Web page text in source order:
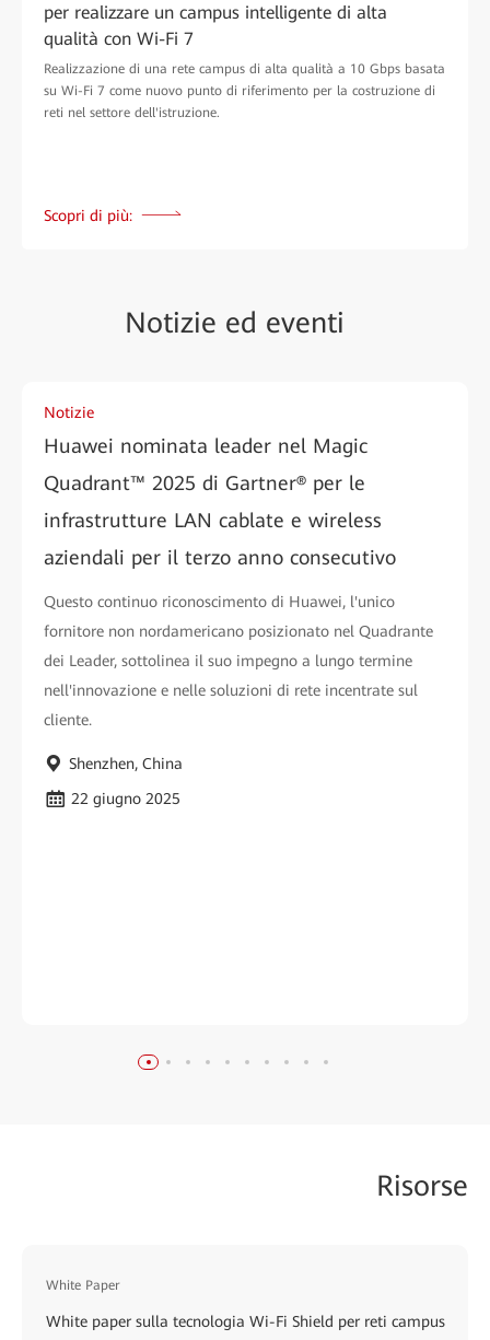
per realizzare un campus intelligente di alta
qualità con Wi-Fi 7
Realizzazione di una rete campus di alta qualità a 10 Gbps basata
su Wi-Fi 7 come nuovo punto di riferimento per la costruzione di
reti nel settore dell'istruzione.
Scopri di più:
Notizie ed eventi
Notizie
Huawei nominata leader nel Magic
Quadrant™ 2025 di Gartner® per le
infrastrutture LAN cablate e wireless
aziendali per il terzo anno consecutivo
Questo continuo riconoscimento di Huawei, l'unico
fornitore non nordamericano posizionato nel Quadrante
dei Leader, sottolinea il suo impegno a lungo termine
nell'innovazione e nelle soluzioni di rete incentrate sul
cliente.
Shenzhen, China
22 giugno 2025
Risorse
White Paper
White paper sulla tecnologia Wi-Fi Shield per reti campus